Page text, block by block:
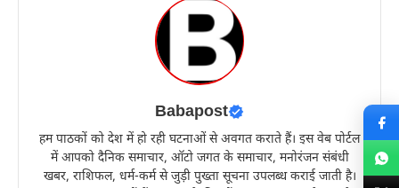
Babapost
हम पाठकों को देश में हो रही घटनाओं से अवगत कराते हैं। इस वेब पोर्टल
में आपको दैनिक समाचार, ऑटो जगत के समाचार, मनोरंजन संबंधी
खबर, राशिफल, धर्म-कर्म से जुड़ी पुख्ता सूचना उपलब्ध कराई जाती है।